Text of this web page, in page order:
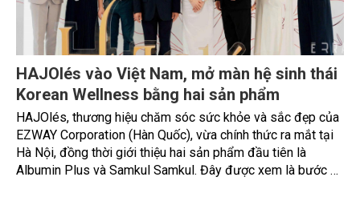
HAJOlés vào Việt Nam, mở màn hệ sinh thái
Korean Wellness bằng hai sản phẩm
HAJOlés, thương hiệu chăm sóc sức khỏe và sắc đẹp của
EZWAY Corporation (Hàn Quốc), vừa chính thức ra mắt tại
Hà Nội, đồng thời giới thiệu hai sản phẩm đầu tiên là
Albumin Plus và Samkul Samkul. Đây được xem là bước đi